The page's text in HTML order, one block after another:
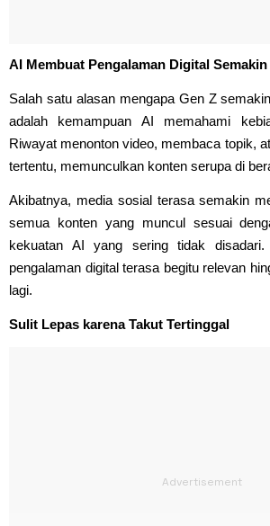
AI Membuat Pengalaman Digital
Salah satu alasan mengapa Gen Z
adalah kemampuan AI memahami
Riwayat menonton video, membaca topik,
tertentu, memunculkan konten serupa di
Akibatnya, media sosial terasa semakin
semua konten yang muncul sesuai
kekuatan AI yang sering tidak disadari.
pengalaman digital terasa begitu relevan
lagi.
Sulit Lepas karena Takut Tertinggal